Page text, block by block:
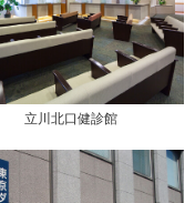
立川北口健診館